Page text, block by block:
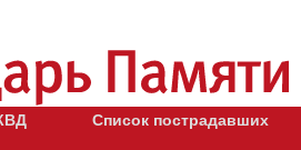
Список пострадавших